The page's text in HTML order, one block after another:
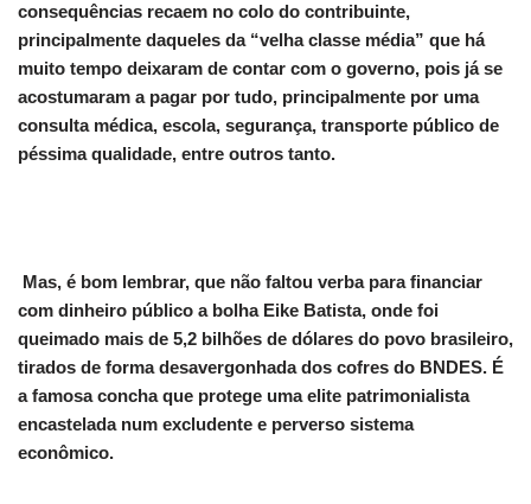
consequências recaem no colo do contribuinte,
principalmente daqueles da “velha classe média” que há
muito tempo deixaram de contar com o governo, pois já se
acostumaram a pagar por tudo, principalmente por uma
consulta médica, escola, segurança, transporte público de
péssima qualidade, entre outros tanto.
Mas, é bom lembrar, que não faltou verba para financiar
com dinheiro público a bolha Eike Batista, onde foi
queimado mais de 5,2 bilhões de dólares do povo brasileiro,
tirados de forma desavergonhada dos cofres do BNDES. É
a famosa concha que protege uma elite patrimonialista
encastelada num excludente e perverso sistema
econômico.